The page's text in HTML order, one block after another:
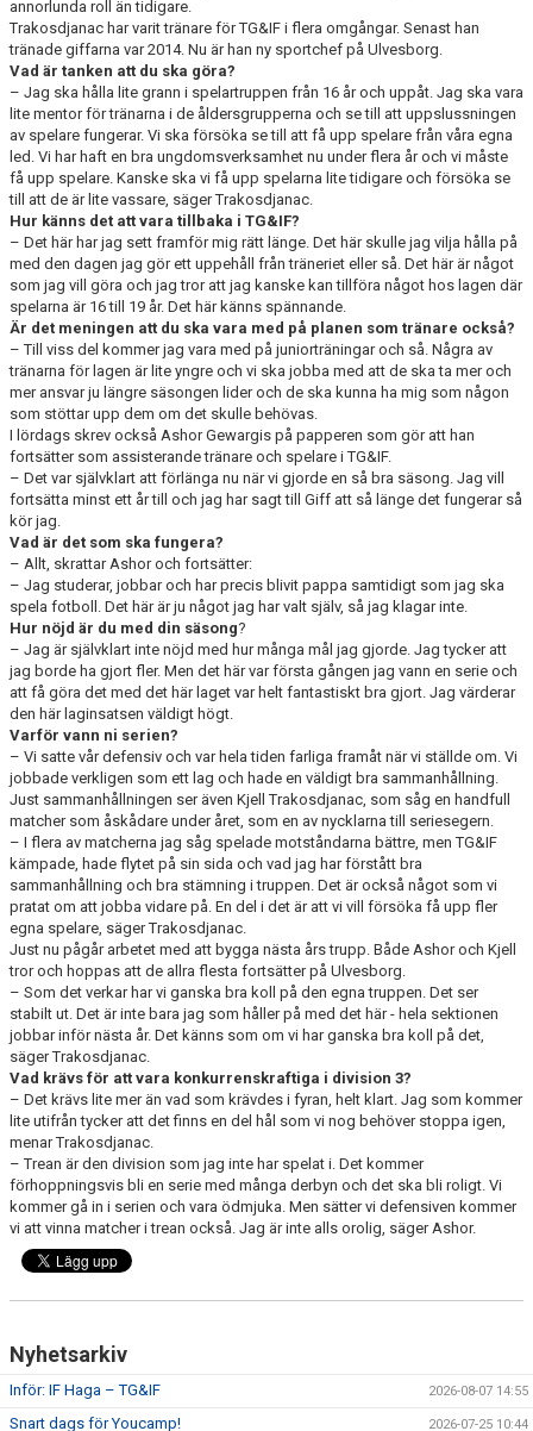
annorlunda roll än tidigare.
Trakosdjanac har varit tränare för TG&IF i flera omgångar. Senast han
tränade giffarna var 2014. Nu är han ny sportchef på Ulvesborg.
Vad är tanken att du ska göra?
– Jag ska hålla lite grann i spelartruppen från 16 år och uppåt. Jag ska vara
lite mentor för tränarna i de åldersgrupperna och se till att uppslussningen
av spelare fungerar. Vi ska försöka se till att få upp spelare från våra egna
led. Vi har haft en bra ungdomsverksamhet nu under flera år och vi måste
få upp spelare. Kanske ska vi få upp spelarna lite tidigare och försöka se
till att de är lite vassare, säger Trakosdjanac.
Hur känns det att vara tillbaka i TG&IF?
– Det här har jag sett framför mig rätt länge. Det här skulle jag vilja hålla på
med den dagen jag gör ett uppehåll från träneriet eller så. Det här är något
som jag vill göra och jag tror att jag kanske kan tillföra något hos lagen där
spelarna är 16 till 19 år. Det här känns spännande.
Är det meningen att du ska vara med på planen som tränare också?
– Till viss del kommer jag vara med på juniorträningar och så. Några av
tränarna för lagen är lite yngre och vi ska jobba med att de ska ta mer och
mer ansvar ju längre säsongen lider och de ska kunna ha mig som någon
som stöttar upp dem om det skulle behövas.
I lördags skrev också Ashor Gewargis på papperen som gör att han
fortsätter som assisterande tränare och spelare i TG&IF.
– Det var självklart att förlänga nu när vi gjorde en så bra säsong. Jag vill
fortsätta minst ett år till och jag har sagt till Giff att så länge det fungerar så
kör jag.
Vad är det som ska fungera?
– Allt, skrattar Ashor och fortsätter:
– Jag studerar, jobbar och har precis blivit pappa samtidigt som jag ska
spela fotboll. Det här är ju något jag har valt själv, så jag klagar inte.
Hur nöjd är du med din säsong?
– Jag är självklart inte nöjd med hur många mål jag gjorde. Jag tycker att
jag borde ha gjort fler. Men det här var första gången jag vann en serie och
att få göra det med det här laget var helt fantastiskt bra gjort. Jag värderar
den här laginsatsen väldigt högt.
Varför vann ni serien?
– Vi satte vår defensiv och var hela tiden farliga framåt när vi ställde om. Vi
jobbade verkligen som ett lag och hade en väldigt bra sammanhållning.
Just sammanhållningen ser även Kjell Trakosdjanac, som såg en handfull
matcher som åskådare under året, som en av nycklarna till seriesegern.
– I flera av matcherna jag såg spelade motståndarna bättre, men TG&IF
kämpade, hade flytet på sin sida och vad jag har förstått bra
sammanhållning och bra stämning i truppen. Det är också något som vi
pratat om att jobba vidare på. En del i det är att vi vill försöka få upp fler
egna spelare, säger Trakosdjanac.
Just nu pågår arbetet med att bygga nästa års trupp. Både Ashor och Kjell
tror och hoppas att de allra flesta fortsätter på Ulvesborg.
– Som det verkar har vi ganska bra koll på den egna truppen. Det ser
stabilt ut. Det är inte bara jag som håller på med det här - hela sektionen
jobbar inför nästa år. Det känns som om vi har ganska bra koll på det,
säger Trakosdjanac.
Vad krävs för att vara konkurrenskraftiga i division 3?
– Det krävs lite mer än vad som krävdes i fyran, helt klart. Jag som kommer
lite utifrån tycker att det finns en del hål som vi nog behöver stoppa igen,
menar Trakosdjanac.
– Trean är den division som jag inte har spelat i. Det kommer
förhoppningsvis bli en serie med många derbyn och det ska bli roligt. Vi
kommer gå in i serien och vara ödmjuka. Men sätter vi defensiven kommer
vi att vinna matcher i trean också. Jag är inte alls orolig, säger Ashor.
Nyhetsarkiv
Inför: IF Haga – TG&IF 2026-08-07 14:55
Snart dags för Youcamp! 2026-07-25 10:44